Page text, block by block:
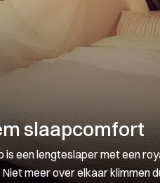
slaapcomfort
is een lengteslaper met een
Niet meer over elkaar klimmen